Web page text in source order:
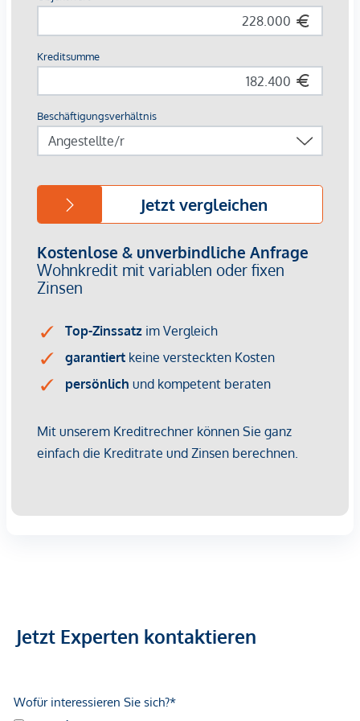
Parkplätze stehen auf der Liegenschaft zur Verfügung (kein
Abstellraumfür zusätzlichen Stauraum.
Die Wohnung wirdkomplett möbliertverkauf. Die Kosten
für das Mobiliar sind bereits im Kaufpreis enthalten.
Umfassende Infrastruktur innerhalb weniger Gehminuten:
Spazierwege, Wanderrouten, Wassersportverleih,
Schiffsanlegestelle, Bootsverleih, Ski-Bus, Zentrumsnähe mit
Lebensmittelgeschäften.
Die Region Seeboden am Tor zum Millstätter See ist eine
sich im Winter über 5 Skigebiete bis hin zum Sommer vom
Nockberge. Anspruchsvoller Golfplatz mit Blick über den
Millstätter See, Reitställe, Tennisplätze, Burg Sommeregg
Vom Wohnraum zum Lebensraum. Kaufen in Seeboden.
gemachten Angaben und Informationen lediglich
Jetzt Experten kontaktieren